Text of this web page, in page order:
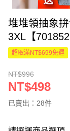
堆堆領抽象
3XL【
超取滿NT$699免運
NT$996
NT$498
已賣出：28件